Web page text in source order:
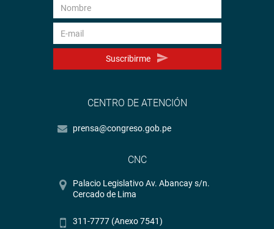
Suscribirme
CENTRO DE ATENCIÓN
prensa@congreso.gob.pe
CNC
Palacio Legislativo Av. Abancay s/n.
Cercado de Lima
311-7777 (Anexo 7541)